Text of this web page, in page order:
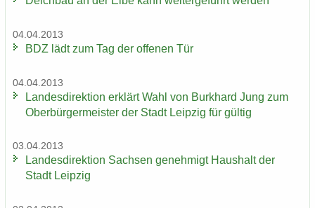
04.04.2013
BDZ lädt zum Tag der of­fe­nen Tür
04.04.2013
Lan­des­di­rek­ti­on er­klärt Wahl von Burk­hard Jung zum
Ober­bür­ger­meis­ter der Stadt Leip­zig für gül­tig
03.04.2013
Lan­des­di­rek­ti­on Sach­sen ge­neh­migt Haus­halt der
Stadt Leip­zig